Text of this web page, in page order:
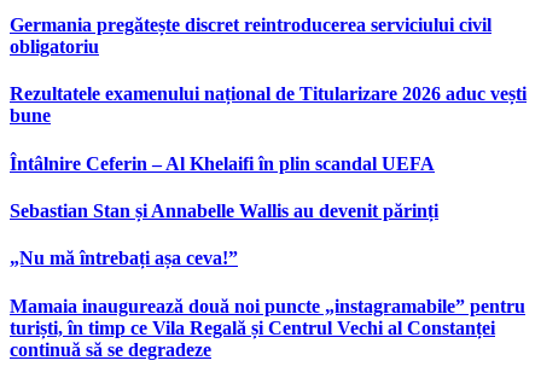
Germania pregătește discret reintroducerea serviciului civil
obligatoriu
Rezultatele examenului național de Titularizare 2026 aduc vești
bune
Întâlnire Ceferin – Al Khelaifi în plin scandal UEFA
Sebastian Stan și Annabelle Wallis au devenit părinți
„Nu mă întrebați așa ceva!”
Mamaia inaugurează două noi puncte „instagramabile” pentru
turiști, în timp ce Vila Regală și Centrul Vechi al Constanței
continuă să se degradeze